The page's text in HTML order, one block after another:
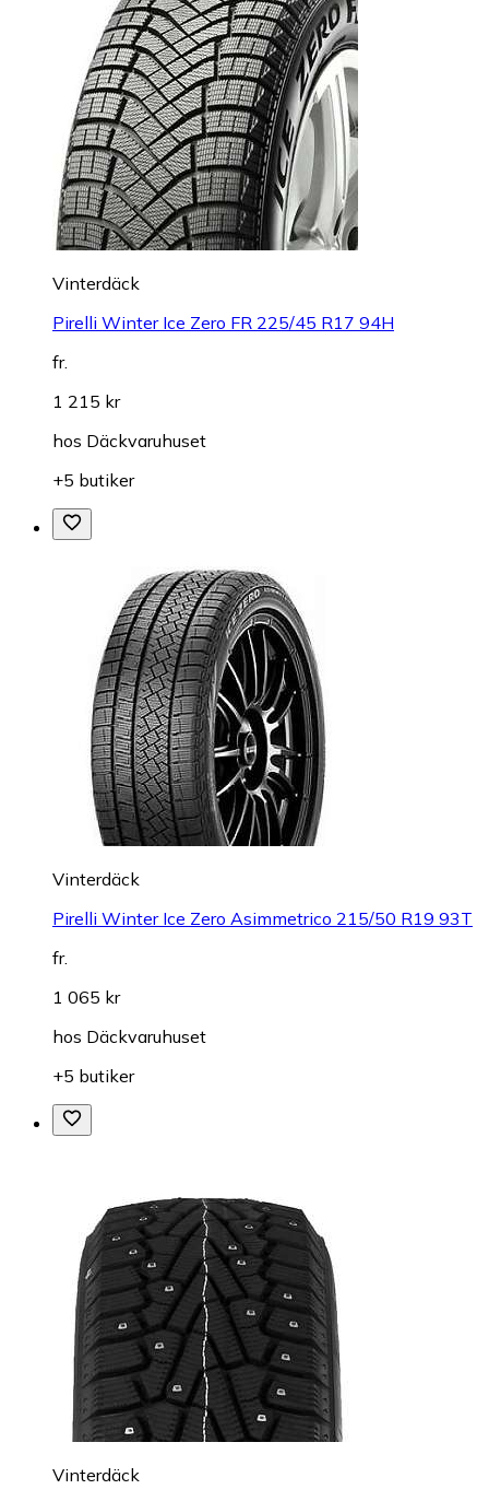
Vinterdäck
Pirelli Winter Ice Zero FR 225/45 R17 94H
fr.
1 215 kr
hos Däckvaruhuset
+5 butiker
Vinterdäck
Pirelli Winter Ice Zero Asimmetrico 215/50 R19 93T
fr.
1 065 kr
hos Däckvaruhuset
+5 butiker
Vinterdäck